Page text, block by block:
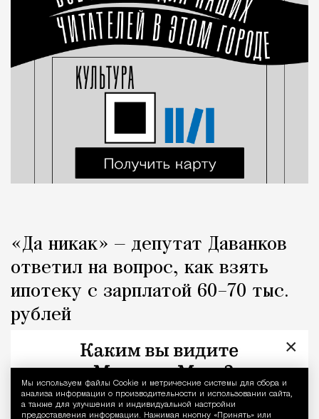
Уведомление
Мы используем файлы Сookie и метрические системы для сбора и
анализа информации о производительности и использовании сайта,
а также для улучшения и индивидуальной настройки
предоставления информации. Нажимая кнопку «Принять» или
«Да никак» — депутат Даванков
ответил на вопрос, как взять
ипотеку с зарплатой 60–70 тыс.
рублей
Кирилл Романов ×